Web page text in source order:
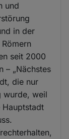
und
in der
seit 2000
– „Nächstes
die nur
wurde, weil